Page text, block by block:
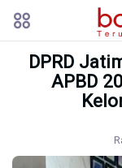
DPRD
APBD